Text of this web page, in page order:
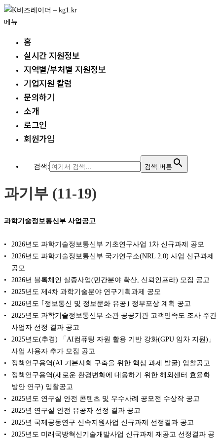
내
용
메뉴
홈
실시간 지원정보
지역별/부처별 지원정보
기업지원 칼럼
문의하기
소개
로그인
회원가입
검색: 검색 버튼
과기부 (11-19)
과학기술정보통신부 사업공고
2026년도 과학기술정보통신부 기초연구사업 1차 신규과제 공모
2026년도 과학기술정보통신부 국가연구소(NRL 2.0) 사업 신규과제
공모
2026년 블록체인 실증사업(민간분야 확산, 신뢰인프라) 모집 공고
2025년도 제4차 과학기술분야 연구기획과제 공모
2026년도 ｢정보통신 및 정보문화 유공｣ 정부포상 계획 공고
2025년도 과학기술정보통신부 소관 공공기관 고객만족도 조사 주간
사업자 선정 결과 공고
2025년도(추경) 「AI컴퓨팅 자원 활용 기반 강화(GPU 임차 지원)」
사업 사용자 추가 모집 공고
정책연구용역(AI 기본사회 구축을 위한 핵심 과제 발굴) 입찰공고
정책연구용역(새로운 환경변화에 대응하기 위한 해외센터 효율화
방안 연구) 입찰공고
2025년도 연구실 안전 콘텐츠 및 우수사례 공모전 수상작 공고
2025년 연구실 안전 유공자 선정 결과 공고
2025년 국제공동연구 신속지원사업 신규과제 선정결과 공고
2025년도 미래국방혁신기술개발사업 신규과제 재공고 선정결과 공